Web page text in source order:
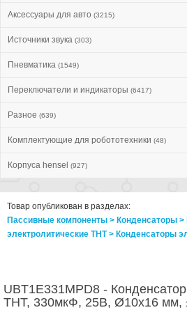
Аксессуары для авто (3215)
Источники звука (303)
Пневматика (1549)
Переключатели и индикаторы (6417)
Разное (639)
Комплектующие для робототехники (48)
Корпуса hensel (927)
Товар опубликован в разделах:
Пассивные компоненты > Конденсаторы
электролитические THT > Конденсаторы
UBT1E331MPD8 -
THT, 330мкФ, 25В, Ø10x16 мм,